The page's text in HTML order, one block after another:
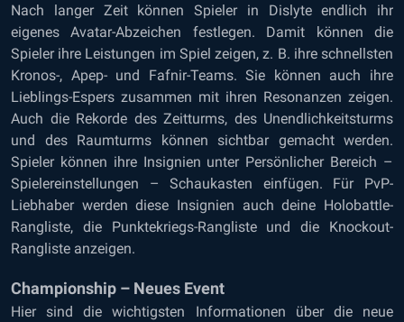
Nach langer Zeit können Spieler in Dislyte endlich ihr
eigenes Avatar-Abzeichen festlegen. Damit können die
Spieler ihre Leistungen im Spiel zeigen, z. B. ihre schnellsten
Kronos-, Apep- und Fafnir-Teams. Sie können auch ihre
Lieblings-Espers zusammen mit ihren Resonanzen zeigen.
Auch die Rekorde des Zeitturms, des Unendlichkeitsturms
und des Raumturms können sichtbar gemacht werden.
Spieler können ihre Insignien unter Persönlicher Bereich –
Spielereinstellungen – Schaukasten einfügen. Für PvP-
Liebhaber werden diese Insignien auch deine Holobattle-
Rangliste, die Punktekriegs-Rangliste und die Knockout-
Rangliste anzeigen.
Championship – Neues Event
Hier sind die wichtigsten Informationen über die neue